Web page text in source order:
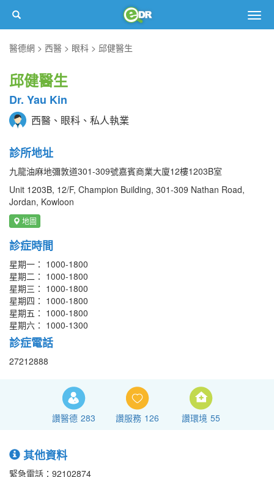
醫德網
西醫 眼科 邱健醫生
邱健醫生
Dr. Yau Kin
西醫、眼科、私人執業
診所地址
九龍油麻地彌敦道301-309號嘉賓商業大廈12樓1203B室
Unit 1203B, 12/F, Champion Building, 301-309 Nathan Road,
Jordan, Kowloon
地圖
診症時間
星期一： 1000-1800
星期二： 1000-1800
星期三： 1000-1800
星期四： 1000-1800
星期五： 1000-1800
星期六： 1000-1300
診症電話
27212888
讚醫德 283 讚服務 126 讚環境 55
其他資料
緊急電話：92102874